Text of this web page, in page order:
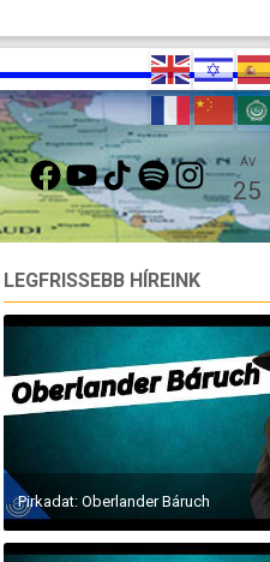
FACEBOOKYOUTUBETIKTOKSPOTIFYINSTAGRAMÁV
25
LEGFRISSEBB HÍREINK
Pirkadat: Oberlander Báruch